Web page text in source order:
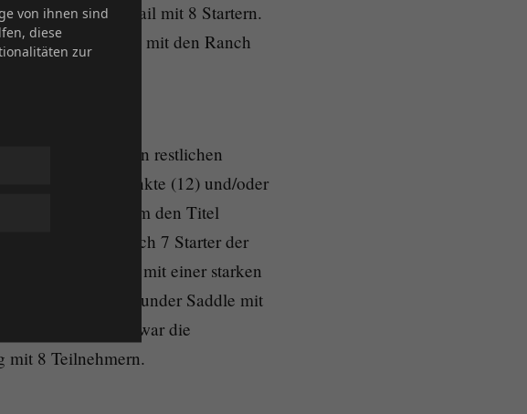
dem Futurity Trail mit 8 Startern.
langen Samstag mit den Ranch
Südfuturity mit den restlichen
um AQHA Punkte (12) und/oder
für 7 Pferde um den Titel
Hier stellten sich 7 Starter der
Western Pleasure mit einer starken
Rail, Hunter under Saddle mit
erfreulich war die
mit 8 Teilnehmern.
von ihnen sind
diese
zur